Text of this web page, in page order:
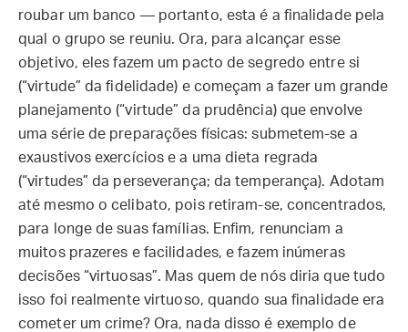
roubar um banco — portanto, esta é a finalidade pela
qual o grupo se reuniu. Ora, para alcançar esse
objetivo, eles fazem um pacto de segredo entre si
(“virtude” da fidelidade) e começam a fazer um grande
planejamento (“virtude” da prudência) que envolve
uma série de preparações físicas: submetem-se a
exaustivos exercícios e a uma dieta regrada
(“virtudes” da perseverança; da temperança). Adotam
até mesmo o celibato, pois retiram-se, concentrados,
para longe de suas famílias. Enfim, renunciam a
muitos prazeres e facilidades, e fazem inúmeras
decisões “virtuosas”. Mas quem de nós diria que tudo
isso foi realmente virtuoso, quando sua finalidade era
cometer um crime? Ora, nada disso é exemplo de